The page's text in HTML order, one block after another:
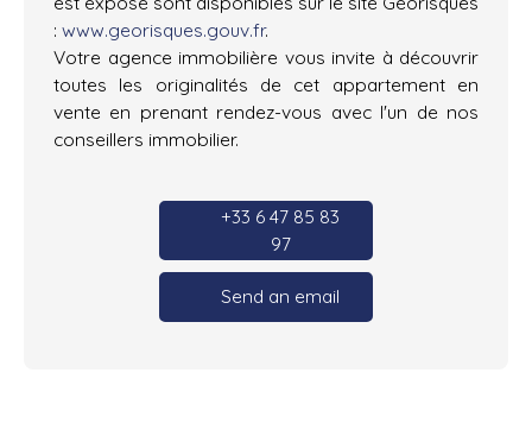
: www.georisques.gouv.fr.
Votre agence immobilière vous invite à découvrir
toutes les originalités de cet appartement en
vente en prenant rendez-vous avec l'un de nos
conseillers immobilier.
+33 6 47 85 83
97
Send an email